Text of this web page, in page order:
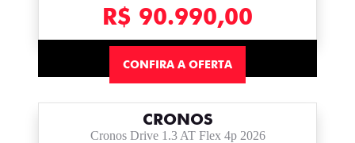
R$ 90.990,00
CONFIRA A OFERTA
CRONOS
Cronos Drive 1.3 AT Flex 4p 2026